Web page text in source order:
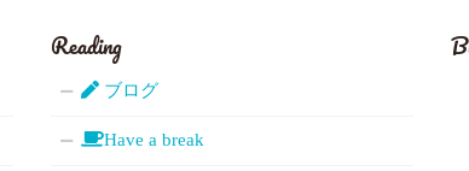
Reading
ブログ
Have a break